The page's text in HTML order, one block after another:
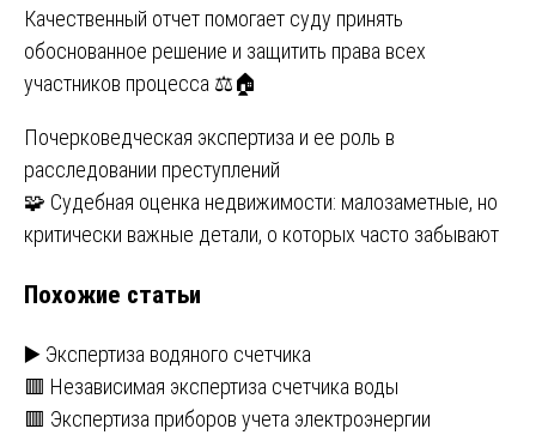
Качественный отчет помогает суду принять
обоснованное решение и защитить права всех
участников процесса ⚖️🏠
Навигация
по
записям
Почерковедческая экспертиза и ее роль в
расследовании преступлений
🧩 Судебная оценка недвижимости: малозаметные, но
критически важные детали, о которых часто забывают
Похожие статьи
▶️ Экспертиза водяного счетчика
🟥 Независимая экспертиза счетчика воды
🟥 Экспертиза приборов учета электроэнергии